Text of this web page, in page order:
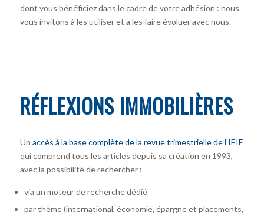
dont vous bénéficiez dans le cadre de votre adhésion : nous
vous invitons à les utiliser et à les faire évoluer avec nous.
RÉFLEXIONS IMMOBILIÈRES
Un accès à la base complète de la revue trimestrielle de l’IEIF
qui comprend tous les articles depuis sa création en 1993,
avec la possibilité de rechercher :
via un moteur de recherche dédié
par thème (international, économie, épargne et placements,